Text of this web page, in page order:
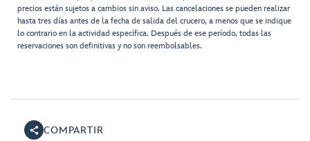
precios están sujetos a cambios sin aviso. Las cancelaciones se pueden realizar
hasta tres días antes de la fecha de salida del crucero, a menos que se indique
lo contrario en la actividad específica. Después de ese período, todas las
reservaciones son definitivas y no son reembolsables.
COMPARTIR